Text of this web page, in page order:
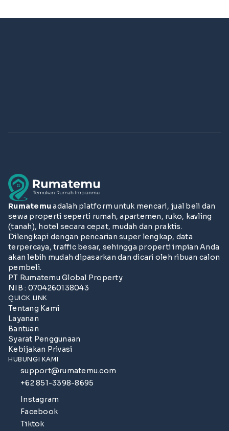
Rumatemuadalah platform untuk mencari, jual beli dan
sewa properti seperti rumah, apartemen, ruko, kavling
(tanah), hotel secara cepat, mudah dan praktis.
Dilengkapi dengan pencarian super lengkap, data
terpercaya, traffic besar, sehingga properti impian Anda
akan lebih mudah dipasarkan dan dicari oleh ribuan calon
pembeli.
PT Rumatemu Global Property
NIB : 0704260138043
QUICK LINK
Tentang Kami
Layanan
Bantuan
Syarat Penggunaan
Kebijakan Privasi
HUBUNGI KAMI
support@rumatemu.com
+62 851-3398-8695
Instagram
Facebook
Tiktok